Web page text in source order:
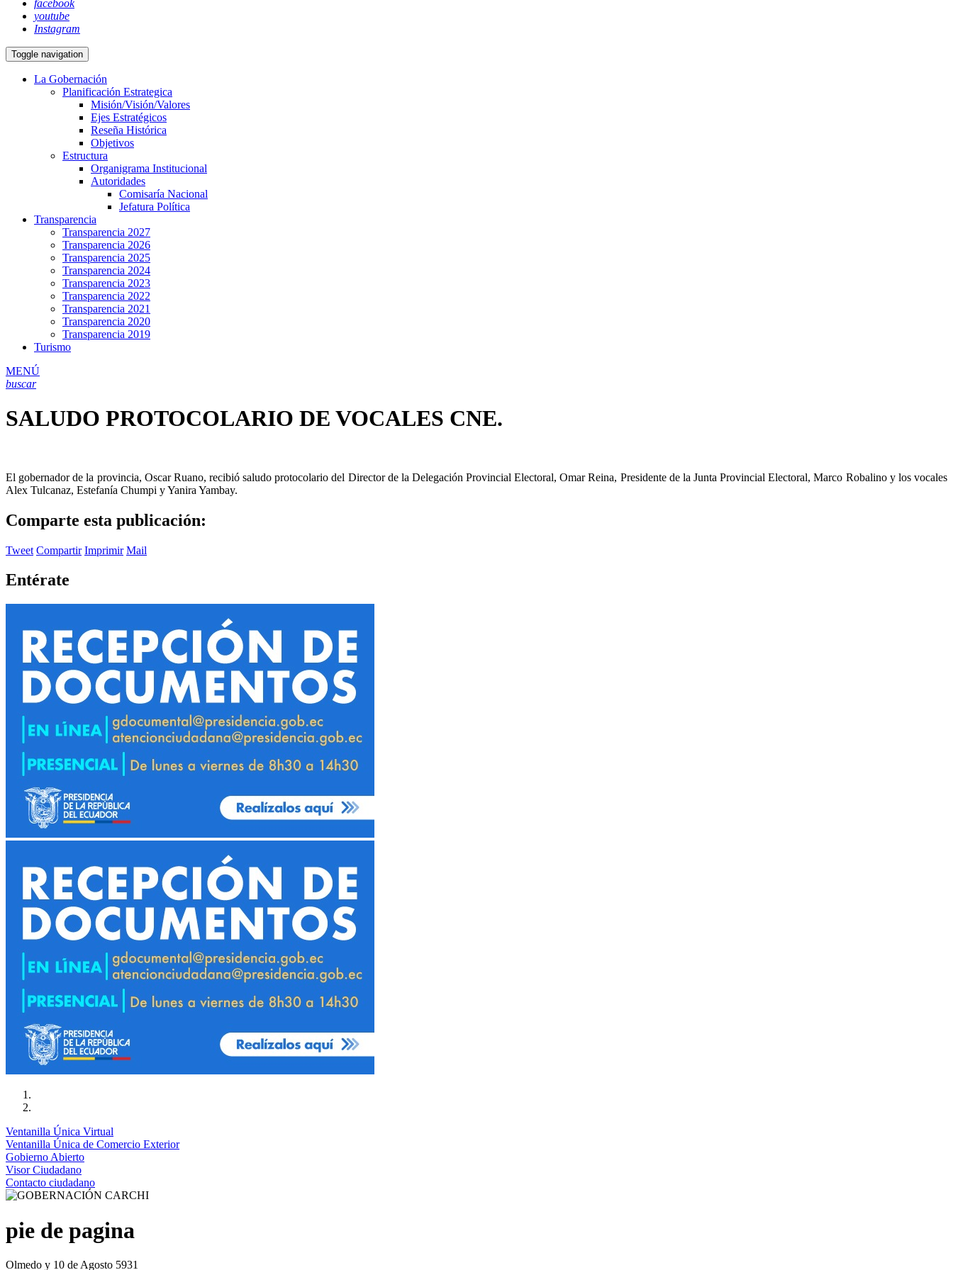
facebook
youtube
Instagram
Toggle navigation
La Gobernación
Planificación Estrategica
Misión/Visión/Valores
Ejes Estratégicos
Reseña Histórica
Objetivos
Estructura
Organigrama Institucional
Autoridades
Comisaría Nacional
Jefatura Política
Transparencia
Transparencia 2027
Transparencia 2026
Transparencia 2025
Transparencia 2024
Transparencia 2023
Transparencia 2022
Transparencia 2021
Transparencia 2020
Transparencia 2019
Turismo
MENÚ
buscar
SALUDO PROTOCOLARIO DE VOCALES CNE.
El gobernador de la provincia, Oscar Ruano, recibió saludo protocolario del Director de la Delegación Provincial Electoral, Omar Reina, Presidente de la Junta Provincial Electoral, Marco Robalino y los vocales
Alex Tulcanaz, Estefanía Chumpi y Yanira Yambay.
Comparte esta publicación:
Tweet Compartir Imprimir Mail
Entérate
Ventanilla Única Virtual
Ventanilla Única de Comercio Exterior
Gobierno Abierto
Visor Ciudadano
Contacto ciudadano
pie de pagina
Olmedo y 10 de Agosto 5931